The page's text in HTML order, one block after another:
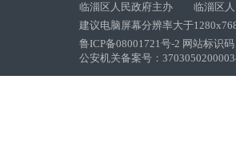
临淄区人民政府主办 临淄区人
建议电脑屏幕分辨率大于
鲁ICP备08001721号-2 网站标识
公安机关备案号：